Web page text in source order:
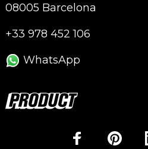
08005 Barcelona
+33 978 452 106
WhatsApp